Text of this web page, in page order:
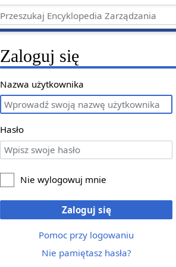
Zaloguj się
Nazwa użytkownika
Hasło
Nie wylogowuj mnie
Zaloguj się
Pomoc przy logowaniu
Nie pamiętasz hasła?